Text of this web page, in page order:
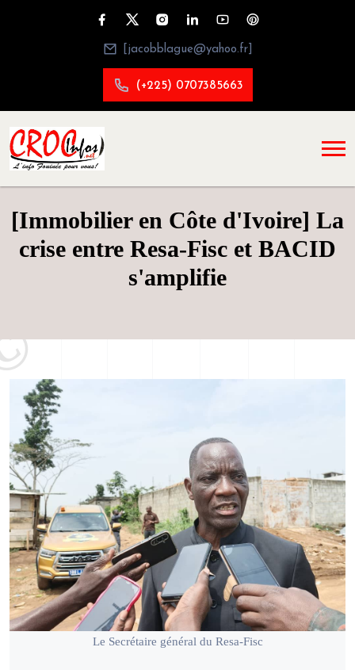
[jacobblague@yahoo.fr]
(+225) 0707385663
[Immobilier en Côte d'Ivoire] La
crise entre Resa-Fisc et BACID
s'amplifie
Le Secrétaire général du Resa-Fisc